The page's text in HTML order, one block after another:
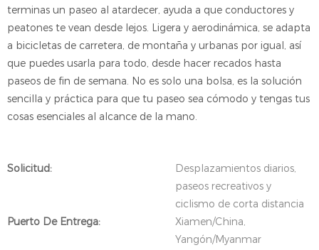
terminas un paseo al atardecer, ayuda a que conductores y
peatones te vean desde lejos. Ligera y aerodinámica, se adapta
a bicicletas de carretera, de montaña y urbanas por igual, así
que puedes usarla para todo, desde hacer recados hasta
paseos de fin de semana. No es solo una bolsa, es la solución
sencilla y práctica para que tu paseo sea cómodo y tengas tus
cosas esenciales al alcance de la mano.
Solicitud:
Desplazamientos diarios,
paseos recreativos y
ciclismo de corta distancia
Puerto De Entrega:
Xiamen/China,
Yangón/Myanmar